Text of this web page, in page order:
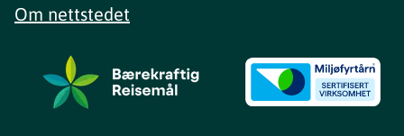
Om nettstedet